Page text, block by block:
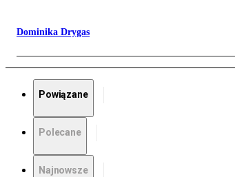
Dominika Drygas
Powiązane
Polecane
Najnowsze